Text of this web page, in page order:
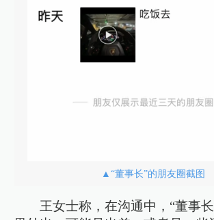
▲“董事长”的朋友圈截图
王女士称，在沟通中，“董事